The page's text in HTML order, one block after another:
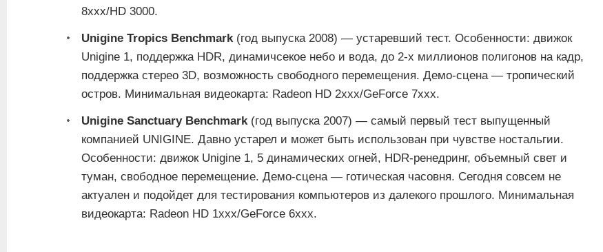
8xxx/HD 3000.
Unigine Tropics Benchmark (год выпуска 2008) — устаревший тест. Особенности: движок
Unigine 1, поддержка HDR, динамичсекое небо и вода, до 2-х миллионов полигонов на кадр,
поддержка стерео 3D, возможность свободного перемещения. Демо-сцена — тропический
остров. Минимальная видеокарта: Radeon HD 2xxx/GeForce 7xxx.
Unigine Sanctuary Benchmark (год выпуска 2007) — самый первый тест выпущенный
компанией UNIGINE. Давно устарел и может быть использован при чувстве ностальгии.
Особенности: движок Unigine 1, 5 динамических огней, HDR-ренедринг, объемный свет и
туман, свободное перемещение. Демо-сцена — готическая часовня. Сегодня совсем не
актуален и подойдет для тестирования компьютеров из далекого прошлого. Минимальная
видеокарта: Radeon HD 1xxx/GeForce 6xxx.